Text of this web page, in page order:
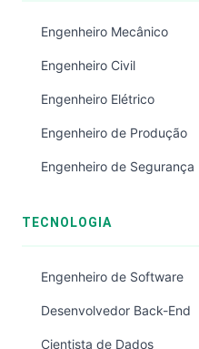
Engenheiro Mecânico
Engenheiro Civil
Engenheiro Elétrico
Engenheiro de Produção
Engenheiro de Segurança
TECNOLOGIA
Engenheiro de Software
Desenvolvedor Back-End
Cientista de Dados